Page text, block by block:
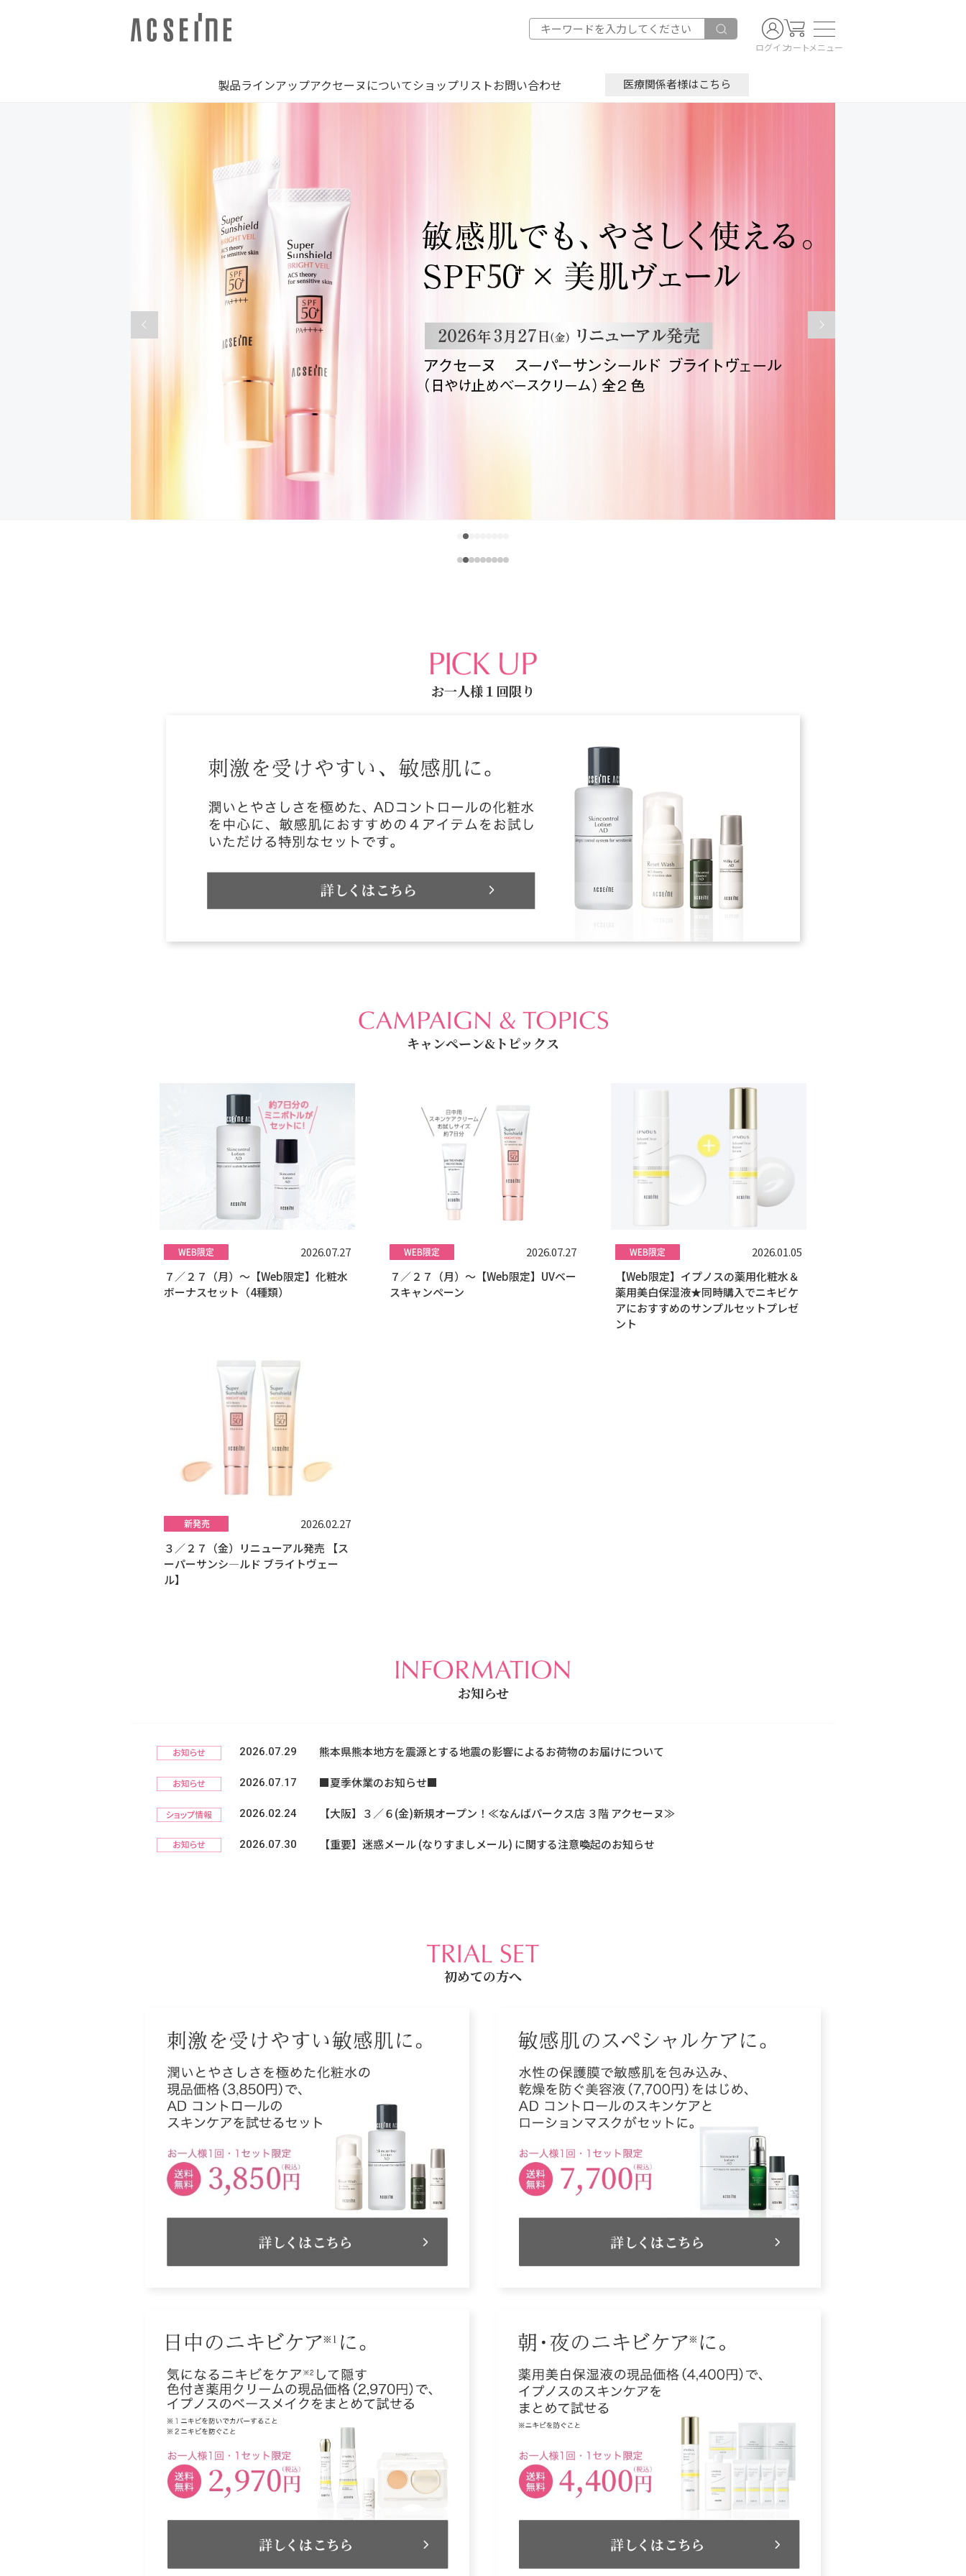
ログインカートメニュー
製品ラインアップアクセーヌについてショップリストお問い合わせ 医療関係者様はこちら
お一人様１回限り
キャンペーン&トピックス
2026.07.27
７／２７（月）～【Web限定】化粧水
ボーナスセット（4種類）
2026.07.27
７／２７（月）～【Web限定】UVベー
スキャンペーン
2026.01.05
【Web限定】イプノスの薬用化粧水＆
薬用美白保湿液★同時購入でニキビケ
アにおすすめのサンプルセットプレゼ
ント
2026.02.27
３／２７（金）リニューアル発売 【ス
ーパーサンシ―ルド ブライトヴェー
ル】
お知らせ
2026.07.29 熊本県熊本地方を震源とする地震の影響によるお荷物のお届けについて
2026.07.17 ■夏季休業のお知らせ■
2026.02.24 【大阪】３／６(金)新規オープン！≪なんばパークス店 ３階 アクセーヌ≫
2026.07.30 【重要】迷惑メール (なりすましメール) に関する注意喚起のお知らせ
初めての方へ